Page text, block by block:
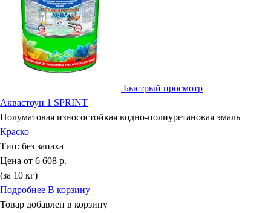
Быстрый просмотр
Аквастоун 1 SPRINT
Полуматовая износостойкая водно-полиуретановая эмаль
Краско
Тип: без запаха
Цена от 6 608 р.
(за 10 кг)
Подробнее В корзину
Товар добавлен в корзину